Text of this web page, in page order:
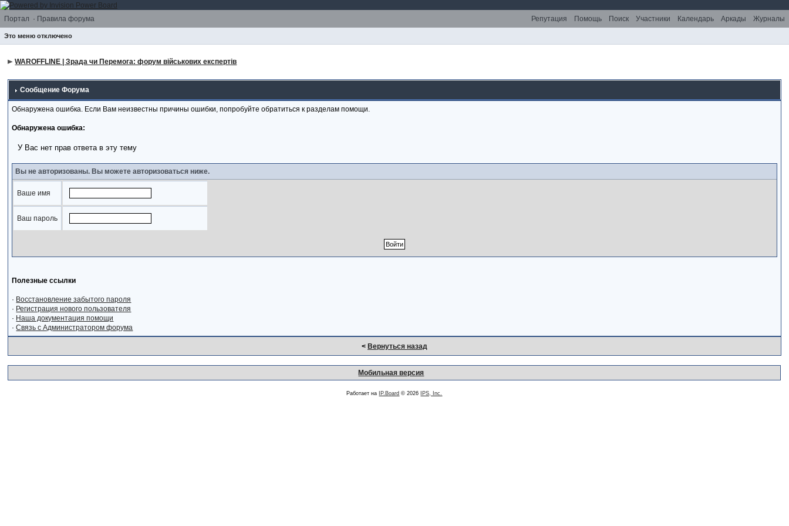
Портал · Правила форума Репутация Помощь Поиск Участники Календарь Аркады Журналы
Это меню отключено
WAROFFLINE | Зрада чи Перемога: форум військових експертів
Сообщение Форума
Обнаружена ошибка. Если Вам неизвестны причины ошибки, попробуйте обратиться к разделам помощи.
Обнаружена ошибка:
У Вас нет прав ответа в эту тему
Вы не авторизованы. Вы можете авторизоваться ниже.
Ваше имя
Ваш пароль
Полезные ссылки
· Восстановление забытого пароля
· Регистрация нового пользователя
· Наша документация помощи
·Связь с Администратором форума
< Вернуться назад
Мобильная версия
Работает на IP.Board © 2026 IPS, Inc.